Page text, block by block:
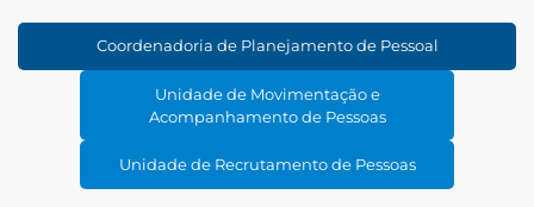
Coordenadoria de Planejamento de Pessoal
Unidade de Movimentação e
Acompanhamento de Pessoas
Unidade de Recrutamento de Pessoas